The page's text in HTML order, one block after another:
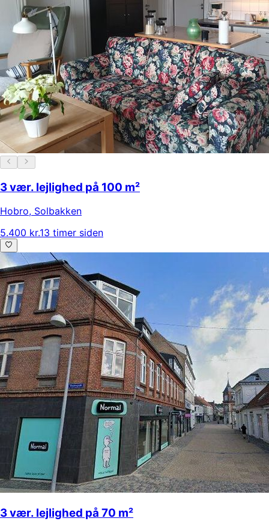
3 vær. lejlighed på 100 m²
Hobro, Solbakken
5.400 kr.13 timer siden
3 vær. lejlighed på 70 m²